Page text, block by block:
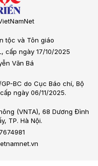
tộc và Tôn giáo
cấp ngày 17/10/2025
Văn Bá
BC do Cục Báo chí, Bộ
ngày 06/11/2025.
(VNTA), 68 Dương Đình
TP. Hà Nội.